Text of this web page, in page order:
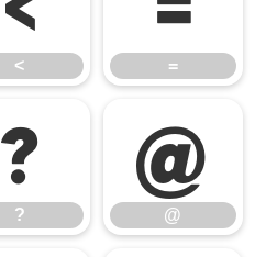
< =
?
?
@
@